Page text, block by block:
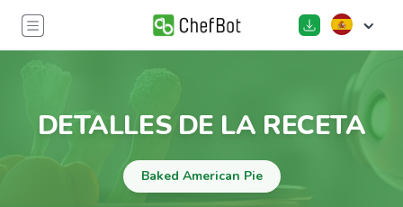
DETALLES DE LA RECETA
Baked American Pie